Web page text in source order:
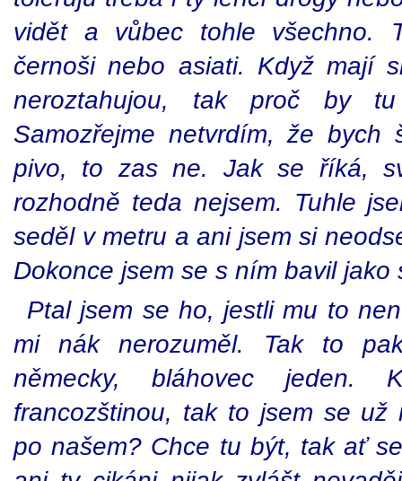
vidět a vůbec tohle všechno.
černoši nebo asiati. Když mají
neroztahujou, tak proč by
Samozřejme netvrdím, že
pivo, to zas ne. Jak se říká,
rozhodně teda nejsem. Tuhle
seděl v metru a ani jsem si
Dokonce jsem se s ním bavil
Ptal jsem se ho, jestli mu to
mi nák nerozuměl. Tak to
německy, bláhovec jeden.
francozštinou, tak to jsem se už
po našem? Chce tu být, tak ať